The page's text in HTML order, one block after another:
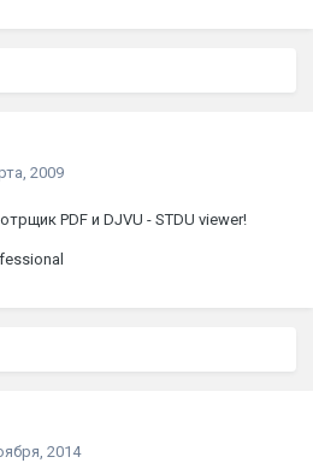
2009
PDF и DJVU - STDU viewer!
2014